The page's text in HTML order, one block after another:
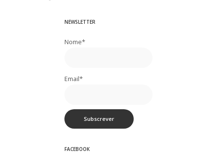
NEWSLETTER
Nome*
Email*
FACEBOOK